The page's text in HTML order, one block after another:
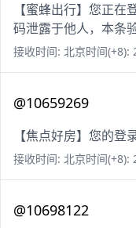
【蜜蜂出行】您正
码泄露于他人，本条
接收时间: 北京时间
@10659269
【焦点好房】您的登
接收时间: 北京时间
@10698122